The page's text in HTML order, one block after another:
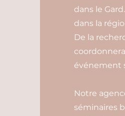
dans le
dans la
De la
événement
Notre
séminaires